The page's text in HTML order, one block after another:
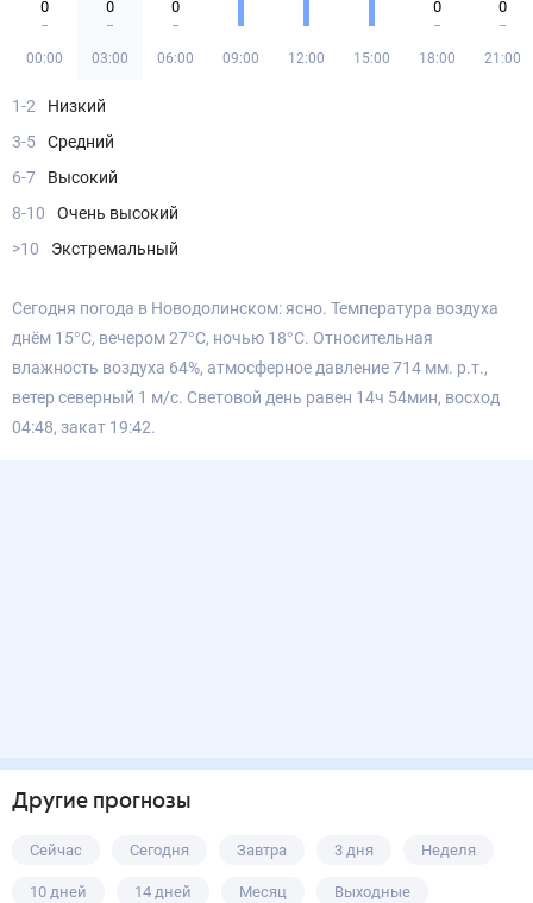
0
00:00
0
03:00
0
06:00 09:00 12:00 15:00
0
18:00
0
21:00
1-2
Низкий
3-5
Средний
6-7
Высокий
8-10
Очень высокий
>10
Экстремальный
Сегодня погода в Новодолинском: ясно. Температура воздуха
днём 15°С, вечером 27°С, ночью 18°С. Относительная
влажность воздуха 64%, атмосферное давление 714 мм. р.т.,
ветер северный 1 м/с. Световой день равен 14ч 54мин, восход
04:48, закат 19:42.
Другие прогнозы
Сейчас Сегодня Завтра 3 дня Неделя
10 дней 14 дней Месяц Выходные